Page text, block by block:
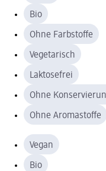
Bio
Ohne Farbstoffe
Vegetarisch
Laktosefrei
Ohne
Ohne Aromastoffe
Vegan
Bio